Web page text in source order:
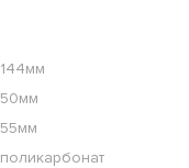
144мм
50мм
55мм
поликарбонат